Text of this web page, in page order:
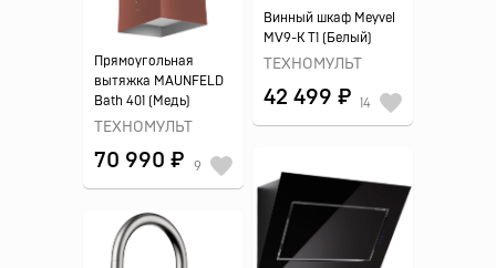
Винный шкаф Meyvel
MV9-K T1 (Белый)
ТЕХНОМУЛЬТ
42 499 ₽ 14
Прямоугольная
вытяжка MAUNFELD
Bath 401 (Медь)
ТЕХНОМУЛЬТ
70 990 ₽ 9